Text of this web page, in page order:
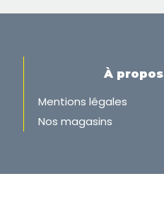
À propos
Mentions légales
Nos magasins